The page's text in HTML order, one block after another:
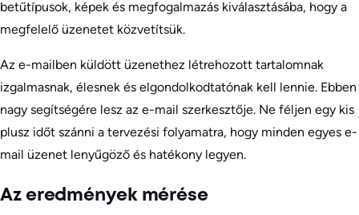
betűtípusok, képek és megfogalmazás kiválasztásába, hogy a
megfelelő üzenetet közvetítsük.
Az e-mailben küldött üzenethez létrehozott tartalomnak
izgalmasnak, élesnek és elgondolkodtatónak kell lennie. Ebben
nagy segítségére lesz az e-mail szerkesztője. Ne féljen egy kis
plusz időt szánni a tervezési folyamatra, hogy minden egyes e-
mail üzenet lenyűgöző és hatékony legyen.
Az eredmények mérése